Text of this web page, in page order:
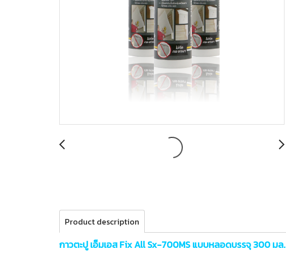
Product description
กาวตะปู เอ็มเอส Fix All Sx-700MS แบบหลอดบรรจุ 300 มล.